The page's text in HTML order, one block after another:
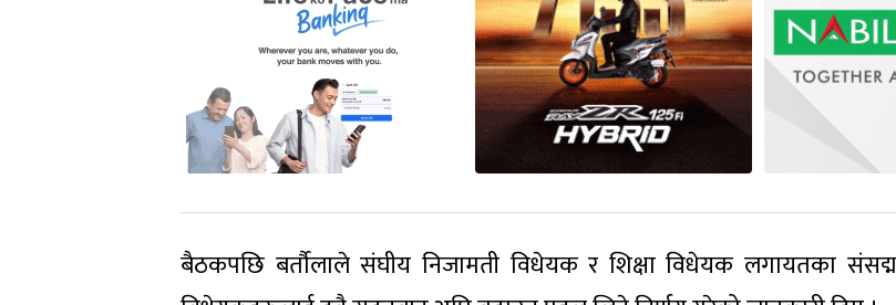
बैठकपछि बर्तौलाले संघीय निजामती विधेयक र शिक्षा विधेयक लगायतका